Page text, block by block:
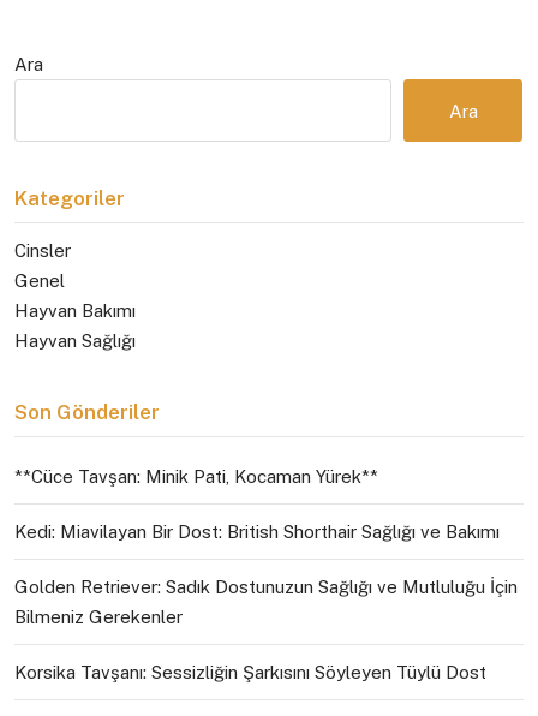
Ara
Ara
Kategoriler
Cinsler
Genel
Hayvan Bakımı
Hayvan Sağlığı
Son Gönderiler
**Cüce Tavşan: Minik Pati, Kocaman Yürek**
Kedi: Miavilayan Bir Dost: British Shorthair Sağlığı ve Bakımı
Golden Retriever: Sadık Dostunuzun Sağlığı ve Mutluluğu İçin
Bilmeniz Gerekenler
Korsika Tavşanı: Sessizliğin Şarkısını Söyleyen Tüylü Dost